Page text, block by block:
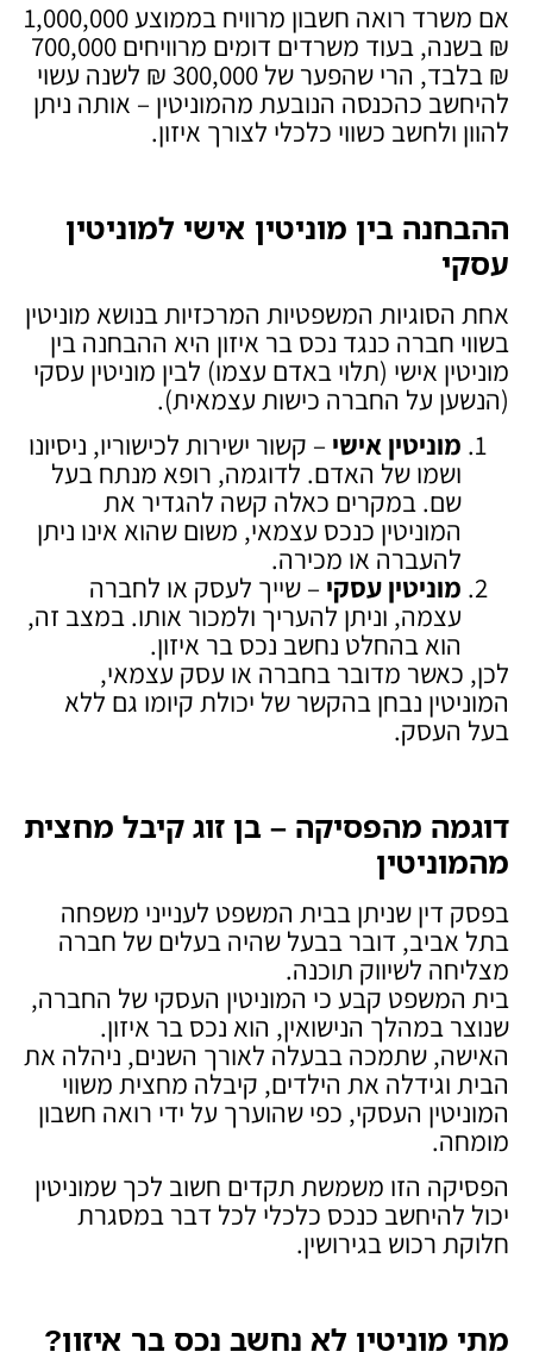
אם משרד רואה חשבון מרוויח בממוצע 1,000,000
₪ בשנה, בעוד משרדים דומים מרוויחים 700,000
₪ בלבד, הרי שהפער של 300,000 ₪ לשנה עשוי
להיחשב כהכנסה הנובעת מהמוניטין – אותה ניתן
להוון ולחשב כשווי כלכלי לצורך איזון.
ההבחנה בין מוניטין אישי למוניטין
עסקי
אחת הסוגיות המשפטיות המרכזיות בנושא מוניטין
בשווי חברה כנגד נכס בר איזון היא ההבחנה בין
מוניטין אישי (תלוי באדם עצמו) לבין מוניטין עסקי
(הנשען על החברה כישות עצמאית).
מוניטין אישי – קשור ישירות לכישוריו, ניסיונו
ושמו של האדם. לדוגמה, רופא מנתח בעל
שם. במקרים כאלה קשה להגדיר את
המוניטין כנכס עצמאי, משום שהוא אינו ניתן
להעברה או מכירה.
מוניטין עסקי – שייך לעסק או לחברה
עצמה, וניתן להעריך ולמכור אותו. במצב זה,
הוא בהחלט נחשב נכס בר איזון.
לכן, כאשר מדובר בחברה או עסק עצמאי,
המוניטין נבחן בהקשר של יכולת קיומו גם ללא
בעל העסק.
דוגמה מהפסיקה – בן זוג קיבל מחצית
מהמוניטין
בפסק דין שניתן בבית המשפט לענייני משפחה
בתל אביב, דובר בבעל שהיה בעלים של חברה
מצליחה לשיווק תוכנה.
בית המשפט קבע כי המוניטין העסקי של החברה,
שנוצר במהלך הנישואין, הוא נכס בר איזון.
האישה, שתמכה בבעלה לאורך השנים, ניהלה את
הבית וגידלה את הילדים, קיבלה מחצית משווי
המוניטין העסקי, כפי שהוערך על ידי רואה חשבון
מומחה.
הפסיקה הזו משמשת תקדים חשוב לכך שמוניטין
יכול להיחשב כנכס כלכלי לכל דבר במסגרת
חלוקת רכוש בגירושין.
מתי מוניטין לא נחשב נכס בר איזון?